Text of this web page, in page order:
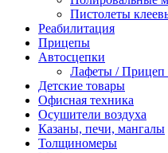
Пистолеты
Реабилитация
Прицепы
Автосцепки
Лафеты / Прицеп
Детские товары
Офисная техника
Осушители воздуха
Казаны, печи, мангалы
Толщиномеры